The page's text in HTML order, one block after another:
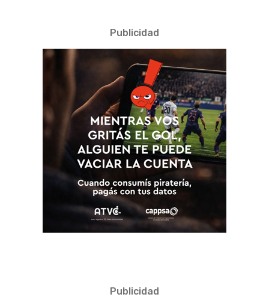
Publicidad
Publicidad